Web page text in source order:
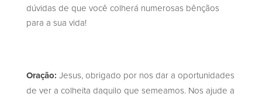
dúvidas de que você colherá numerosas bênçãos
para a sua vida!
Oração: Jesus, obrigado por nos dar a oportunidades
de ver a colheita daquilo que semeamos. Nos ajude a